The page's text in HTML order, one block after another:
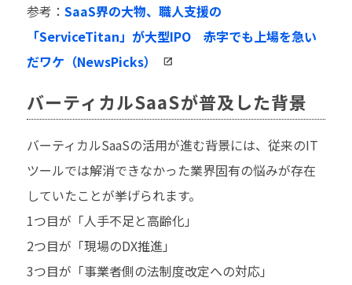
参考： SaaS界の大物、職人支援の
「ServiceTitan」が大型IPO 赤字でも上場を急い
だワケ（NewsPicks）
バーティカルSaaSが普及した背景
バーティカルSaaSの活用が進む背景には、従来のIT
ツールでは解消できなかった業界固有の悩みが存在
していたことが挙げられます。
1つ目が「人手不足と高齢化」
2つ目が「現場のDX推進」
3つ目が「事業者側の法制度改定への対応」